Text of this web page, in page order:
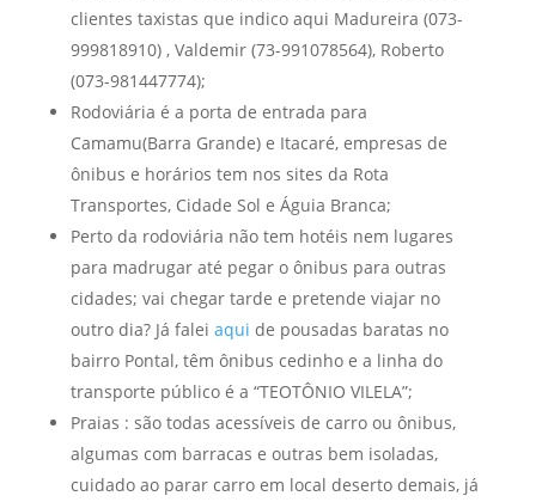
clientes taxistas que indico aqui Madureira (073-
999818910) , Valdemir (73-991078564), Roberto
(073-981447774);
Rodoviária é a porta de entrada para
Camamu(Barra Grande) e Itacaré, empresas de
ônibus e horários tem nos sites da Rota
Transportes, Cidade Sol e Águia Branca;
Perto da rodoviária não tem hotéis nem lugares
para madrugar até pegar o ônibus para outras
cidades; vai chegar tarde e pretende viajar no
outro dia? Já falei aqui de pousadas baratas no
bairro Pontal, têm ônibus cedinho e a linha do
transporte público é a “TEOTÔNIO VILELA”;
Praias : são todas acessíveis de carro ou ônibus,
algumas com barracas e outras bem isoladas,
cuidado ao parar carro em local deserto demais, já